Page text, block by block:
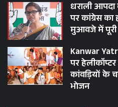
धराली आपदा
पर कांग्रेस का
मुआवजे में पूरी
Kanwar
पर
कांवड़ियों के
भोजन